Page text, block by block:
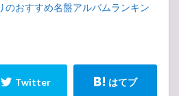
のおすすめ名盤アルバムランキン